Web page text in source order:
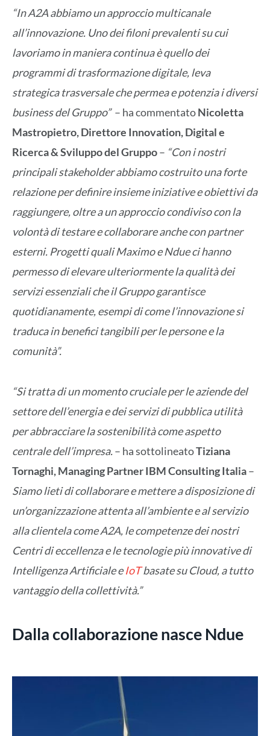
“In A2A abbiamo un approccio multicanale
all’innovazione. Uno dei filoni prevalenti su cui
lavoriamo in maniera continua è quello dei
programmi di trasformazione digitale, leva
strategica trasversale che permea e potenzia i diversi
business del Gruppo”– ha commentatoNicoletta
Mastropietro, Direttore Innovation, Digital e
Ricerca & Sviluppo del Gruppo– “Con i nostri
principali stakeholder abbiamo costruito una forte
relazione per definire insieme iniziative e obiettivi da
raggiungere, oltre a un approccio condiviso con la
volontà di testare e collaborare anche con partner
esterni. Progetti quali Maximo e Ndue ci hanno
permesso di elevare ulteriormente la qualità dei
servizi essenziali che il Gruppo garantisce
quotidianamente, esempi di come l’innovazione si
traduca in benefici tangibili per le persone e la
comunità”.
“Si tratta di un momento cruciale per le aziende del
settore dell’energia e dei servizi di pubblica utilità
per abbracciare la sostenibilità come aspetto
centrale dell’impresa.– ha sottolineatoTiziana
Tornaghi, Managing Partner IBM Consulting Italia–
Siamo lieti di collaborare e mettere a disposizione di
un’organizzazione attenta all’ambiente e al servizio
alla clientela come A2A, le competenze dei nostri
Centri di eccellenza e le tecnologie più innovative di
Intelligenza Artificiale eIoTbasate su Cloud, a tutto
vantaggio della collettività.”
Dalla collaborazione nasce Ndue